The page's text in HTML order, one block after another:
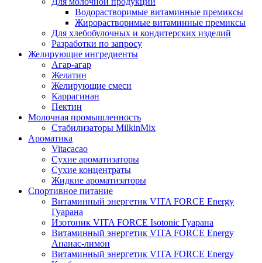
Водорастворимые витаминные премиксы
Жирорастворимые витаминные премиксы
Для хлебобулочных и кондитерских изделий
Разработки по запросу
Желирующие ингредиенты
Агар-агар
Желатин
Желирующие смеси
Каррагинан
Пектин
Молочная промышленность
Стабилизаторы MilkinMix
Ароматика
Vitacacao
Сухие ароматизаторы
Сухие концентраты
Жидкие ароматизаторы
Спортивное питание
Витаминный энергетик VITA FORCE Energy
Гуарана
Изотоник VITA FORCE Isotonic Гуарана
Витаминный энергетик VITA FORCE Energy
Ананас-лимон
Витаминный энергетик VITA FORCE Energy